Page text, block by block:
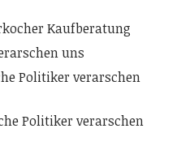
Kaufberatung
uns
Politiker verarschen
Politiker verarschen